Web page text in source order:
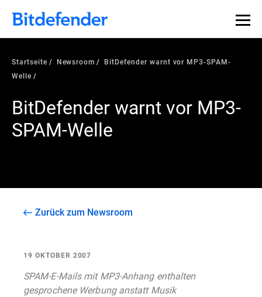
Startseite Newsroom
BitDefender warnt vor MP3-SPAM-
Welle
BitDefender warnt vor MP3-
SPAM-Welle
Zurück zum Newsroom
19 OKTOBER 2007
SPAM-E-Mails mit MP3-Anhang enthalten
gesprochene Werbung anstatt Musik